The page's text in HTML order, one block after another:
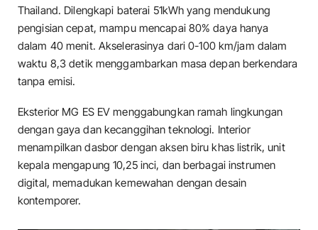
Thailand. Dilengkapi baterai 51kWh yang mendukung
pengisian cepat, mampu mencapai 80% daya hanya
dalam 40 menit. Akselerasinya dari 0-100 km/jam dalam
waktu 8,3 detik menggambarkan masa depan berkendara
tanpa emisi.
Eksterior MG ES EV menggabungkan ramah lingkungan
dengan gaya dan kecanggihan teknologi. Interior
menampilkan dasbor dengan aksen biru khas listrik, unit
kepala mengapung 10,25 inci, dan berbagai instrumen
digital, memadukan kemewahan dengan desain
kontemporer.